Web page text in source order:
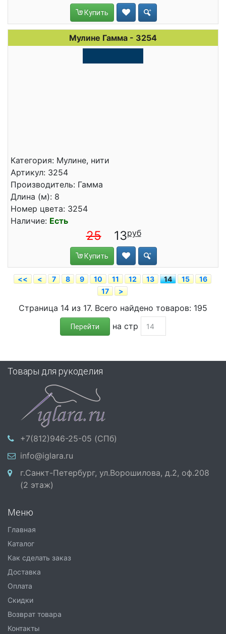
Купить
Мулине Гамма - 3254
Категория: Мулине, нити
Артикул: 3254
Производитель: Гамма
Длина (м): 8
Номер цвета: 3254
Наличие: Есть
25 13
Купить
<< < 7 8 9 10 11 12 13 14 15
16
17
>
Страница 14 из 17. Всего найдено товаров: 195
Перейти на стр
Товары для рукоделия
+7(812)946-25-05 (СПб)
info@iglara.ru
г.Санкт-Петербург, ул.Ворошилова, д.2, оф.208
(2 этаж)
Меню
Главная
Каталог
Как сделать заказ
Доставка
Оплата
Скидки
Возврат товара
Контакты